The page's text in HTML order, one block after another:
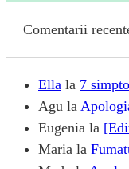
Comentarii
Ella la 7
Agu la
Eugenia la
Maria la